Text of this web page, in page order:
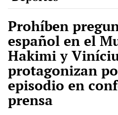
Prohíben
español en el
Hakimi y
protagonizan
episodio en
prensa